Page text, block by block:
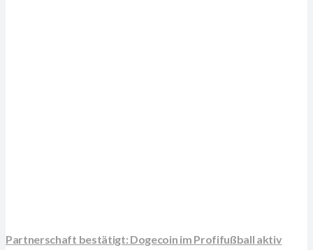
Partnerschaft bestätigt: Dogecoin im Profifußball aktiv